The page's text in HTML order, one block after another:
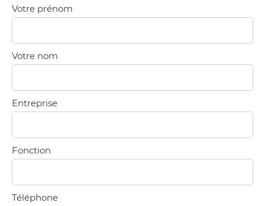
Votre prénom
Votre nom
Entreprise
Fonction
Téléphone